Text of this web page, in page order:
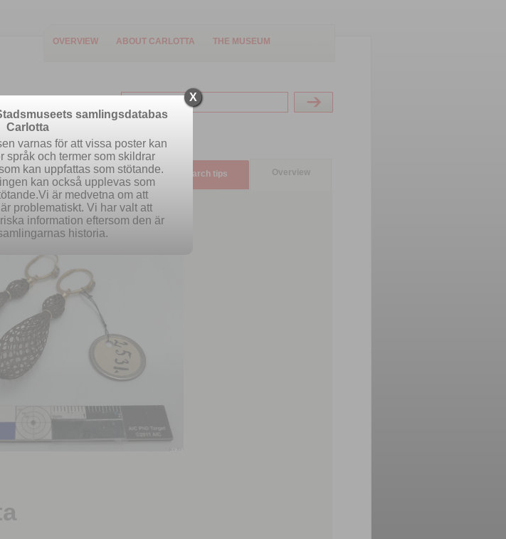
OVERVIEW ABOUT CARLOTTA THE MUSEUM
Advanced search Search tips Overview
X
samlingsdatabas
Carlotta
varnas för att vissa poster kan
språk och termer som skildrar
kan uppfattas som stötande.
kan också upplevas som
är medvetna om att
problematiskt. Vi har valt att
information eftersom den är
historia.